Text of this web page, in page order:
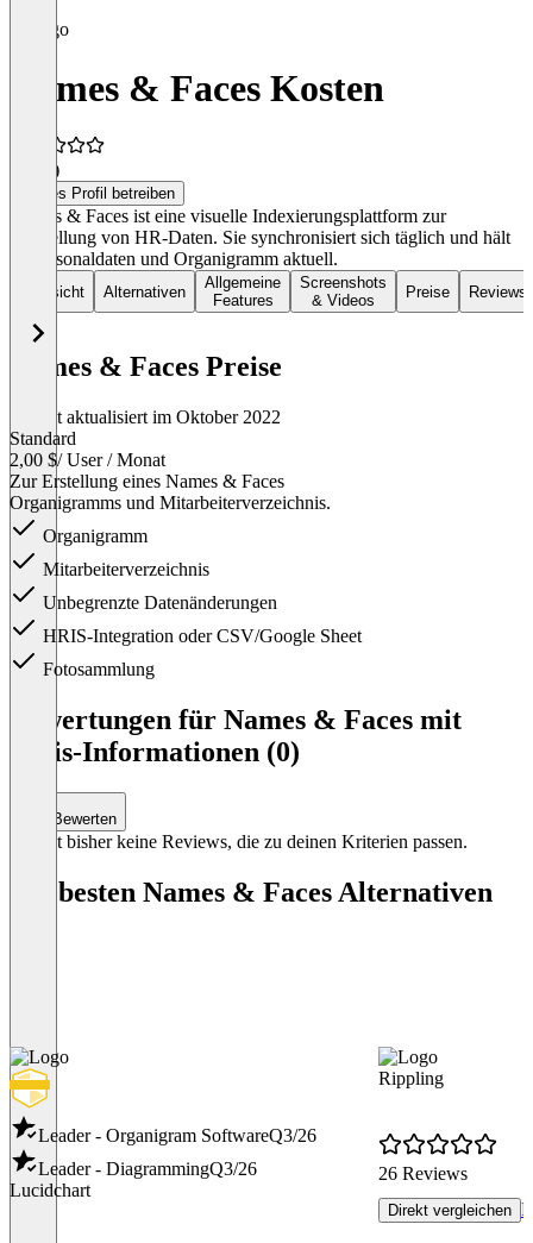
Names & Faces Kosten
(1)
Dieses Profil betreiben
Names & Faces ist eine visuelle Indexierungsplattform zur
Darstellung von HR-Daten. Sie synchronisiert sich täglich und hält
so Personaldaten und Organigramm aktuell.
Übersicht Alternativen
Allgemeine
Features
Screenshots
& Videos
Preise Reviews
Names & Faces Preise
Zuletzt aktualisiert im Oktober 2022
Standard
2,00 $/ User / Monat
Zur Erstellung eines Names & Faces
Organigramms und Mitarbeiterverzeichnis.
Organigramm
Mitarbeiterverzeichnis
Unbegrenzte Datenänderungen
HRIS-Integration oder CSV/Google Sheet
Fotosammlung
Bewertungen für Names & Faces mit
Preis-Informationen (0)
Bewerten
Es gibt bisher keine Reviews, die zu deinen Kriterien passen.
Die besten Names & Faces Alternativen
Leader - Organigram SoftwareQ3/26
Leader - DiagrammingQ3/26
Lucidchart
Rippling
26 Reviews
Direkt vergleichen